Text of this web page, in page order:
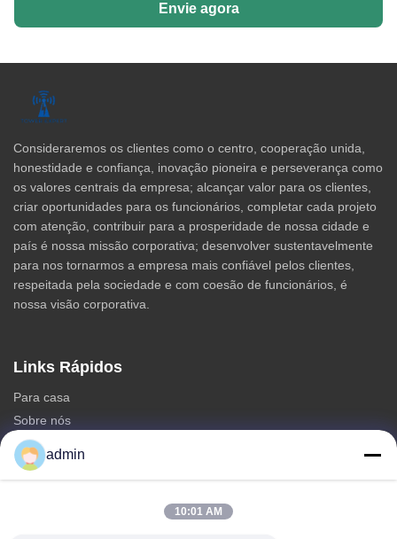
Envie agora
Consideraremos os clientes como o centro, cooperação unida,
honestidade e confiança, inovação pioneira e perseverança como
os valores centrais da empresa; alcançar valor para os clientes,
criar oportunidades para os funcionários, completar cada projeto
com atenção, contribuir para a prosperidade de nossa cidade e
país é nossa missão corporativa; desenvolver sustentavelmente
para nos tornarmos a empresa mais confiável pelos clientes,
respeitada pela sociedade e com coesão de funcionários, é
nossa visão corporativa.
Links Rápidos
Para casa
Sobre nós
produtos
Contacte-nos
admin
10:01 AM